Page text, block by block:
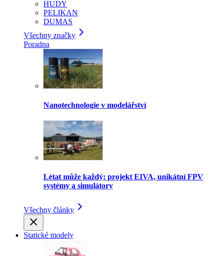
HUDY
PELIKAN
DUMAS
Všechny značky
Poradna
Nanotechnologie v modelářství
Létat může každý: projekt EIVA, unikátní FPV
systémy a simulátory
Všechny články
Statické modely